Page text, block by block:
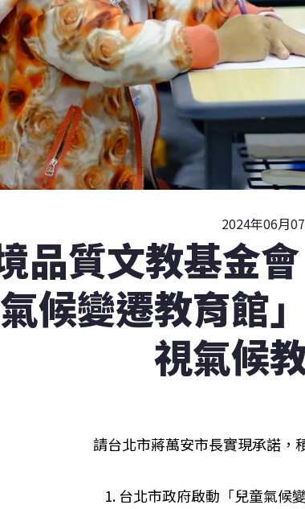
2024年06月
品質文教基金
候變遷教育館
視氣候
請台北市蔣萬安市長實現承諾，
台北市政府啟動「兒童氣候